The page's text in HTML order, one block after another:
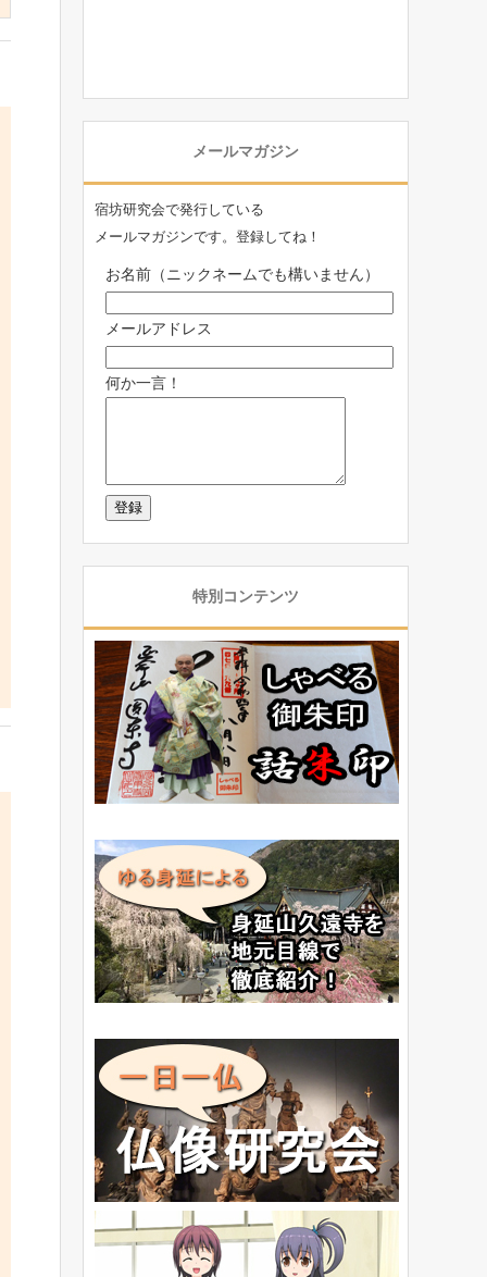
メールマガジン
宿坊研究会で発行している
メールマガジンです。登録してね！
お名前（ニックネームでも構いません）
メールアドレス
何か一言！
特別コンテンツ